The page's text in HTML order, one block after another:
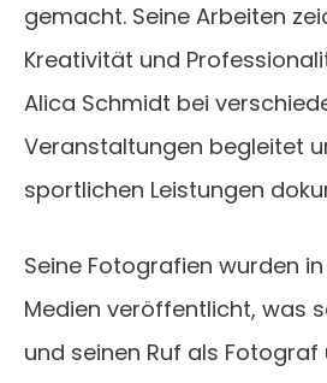
gemacht. Seine Arbeiten
Kreativität und
Alica Schmidt bei
Veranstaltungen begleitet
sportlichen Leistungen
Seine Fotografien wurden
Medien veröffentlicht, was
und seinen Ruf als